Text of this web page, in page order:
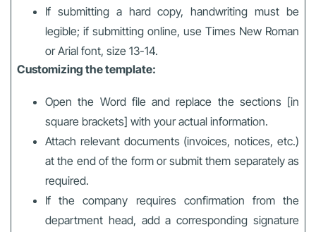
If submitting a hard copy, handwriting must be
legible; if submitting online, use Times New Roman
or Arial font, size 13-14.
Customizing the template:
Open the Word file and replace the sections [in
square brackets] with your actual information.
Attach relevant documents (invoices, notices, etc.)
at the end of the form or submit them separately as
required.
If the company requires confirmation from the
department head, add a corresponding signature